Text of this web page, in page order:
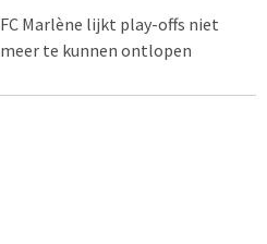
FC Marlène lijkt play-offs niet
meer te kunnen ontlopen